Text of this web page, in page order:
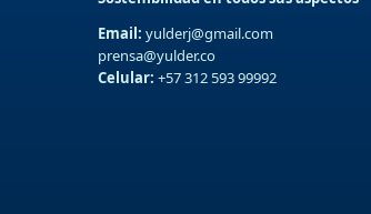
Email: yulderj@gmail.com
prensa@yulder.co
Celular: +57 312 593 99992